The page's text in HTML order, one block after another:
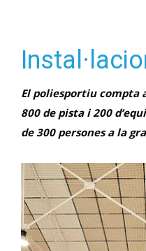
El poliesportiu compta
800 de pista i 200
de 300 persones a la